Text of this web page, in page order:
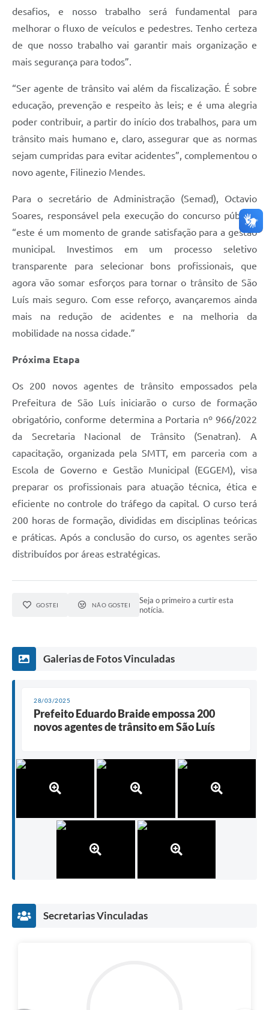
desafios, e nosso trabalho será fundamental para
melhorar o fluxo de veículos e pedestres. Tenho certeza
de que nosso trabalho vai garantir mais organização e
mais segurança para todos”.
“Ser agente de trânsito vai além da fiscalização. É sobre
educação, prevenção e respeito às leis; e é uma alegria
poder contribuir, a partir do início dos trabalhos, para um
trânsito mais humano e, claro, assegurar que as normas
sejam cumpridas para evitar acidentes”, complementou o
novo agente, Filinezio Mendes.
Para o secretário de Administração (Semad), Octavio
Soares, responsável pela execução do concurso público,
“este é um momento de grande satisfação para a gestão
municipal. Investimos em um processo seletivo
transparente para selecionar bons profissionais, que
agora vão somar esforços para tornar o trânsito de São
Luís mais seguro. Com esse reforço, avançaremos ainda
mais na redução de acidentes e na melhoria da
mobilidade na nossa cidade.”
Próxima Etapa
Os 200 novos agentes de trânsito empossados pela
Prefeitura de São Luís iniciarão o curso de formação
obrigatório, conforme determina a Portaria nº 966/2022
da Secretaria Nacional de Trânsito (Senatran). A
capacitação, organizada pela SMTT, em parceria com a
Escola de Governo e Gestão Municipal (EGGEM), visa
preparar os profissionais para atuação técnica, ética e
eficiente no controle do tráfego da capital. O curso terá
200 horas de formação, divididas em disciplinas teóricas
e práticas. Após a conclusão do curso, os agentes serão
distribuídos por áreas estratégicas.
GOSTEI NÃO GOSTEI
Seja o primeiro a curtir esta
notícia.
Galerias de Fotos Vinculadas
28/03/2025
Prefeito Eduardo Braide empossa 200
novos agentes de trânsito em São Luís
Secretarias Vinculadas